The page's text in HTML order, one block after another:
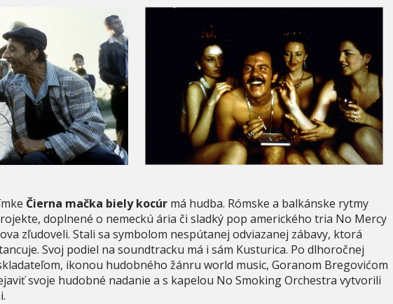
Čierna mačka biely kocúr má hudba. Rómske a balkánske rytmy
doplnené o nemeckú ária či sladký pop amerického tria No Mercy
zľudoveli. Stali sa symbolom nespútanej odviazanej zábavy, ktorá
Svoj podiel na soundtracku má i sám Kusturica. Po dlhoročnej
ikonou hudobného žánru world music, Goranom Bregovićom
svoje hudobné nadanie a s kapelou No Smoking Orchestra vytvorili